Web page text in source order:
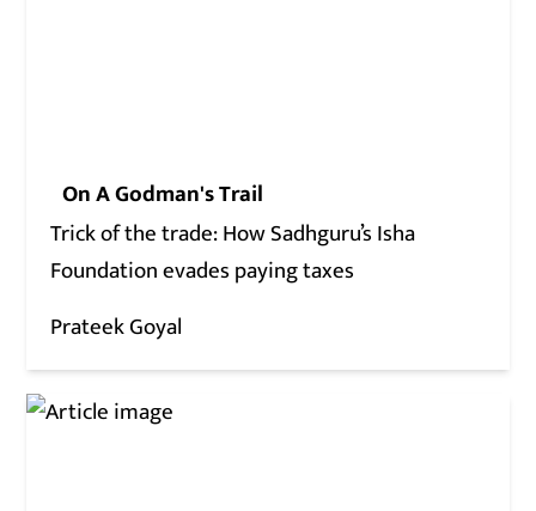
On A Godman's Trail
Trick of the trade: How Sadhguru’s Isha
Foundation evades paying taxes
Prateek Goyal